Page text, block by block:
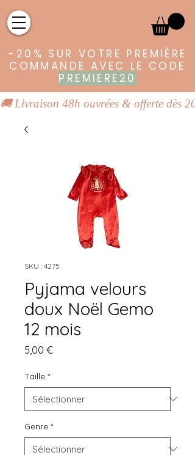
-20% SUR VOTRE PREMIÈRE
COMMANDE AVEC LE CODE
PREMIERE20
🚚 Livraison 48h ouvrées & offerte dès
SKU : 4275
Pyjama velours
doux Noël Gemo
12 mois
5,00 €Prix
Taille *
Genre *